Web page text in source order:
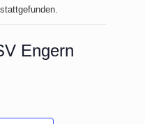
Engern